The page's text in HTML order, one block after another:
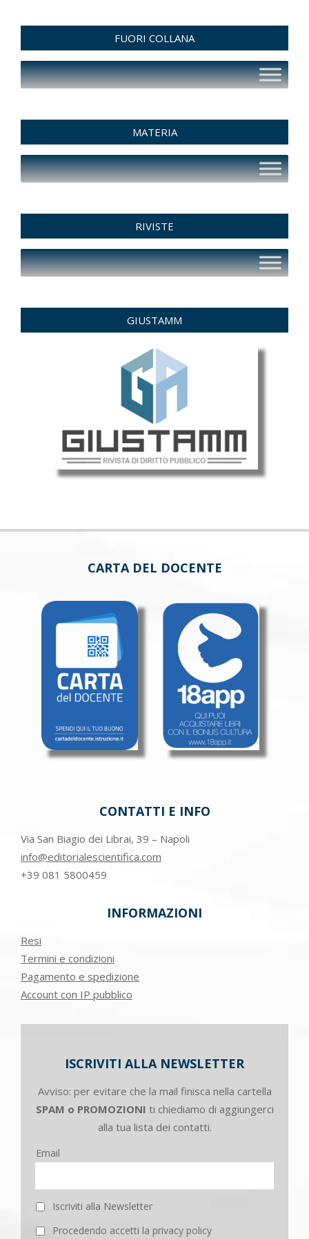
FUORI COLLANA
MATERIA
RIVISTE
GIUSTAMM
CARTA DEL DOCENTE
CONTATTI E INFO
Via San Biagio dei Librai, 39 – Napoli
info@editorialescientifica.com
+39 081 5800459
INFORMAZIONI
Resi
Termini e condizioni
Pagamento e spedizione
Account con IP pubblico
ISCRIVITI ALLA NEWSLETTER
Avviso: per evitare che la mail finisca nella cartella
SPAM o PROMOZIONI ti chiediamo di aggiungerci
alla tua lista dei contatti.
Email
Iscriviti alla Newsletter
Procedendo accetti la privacy policy